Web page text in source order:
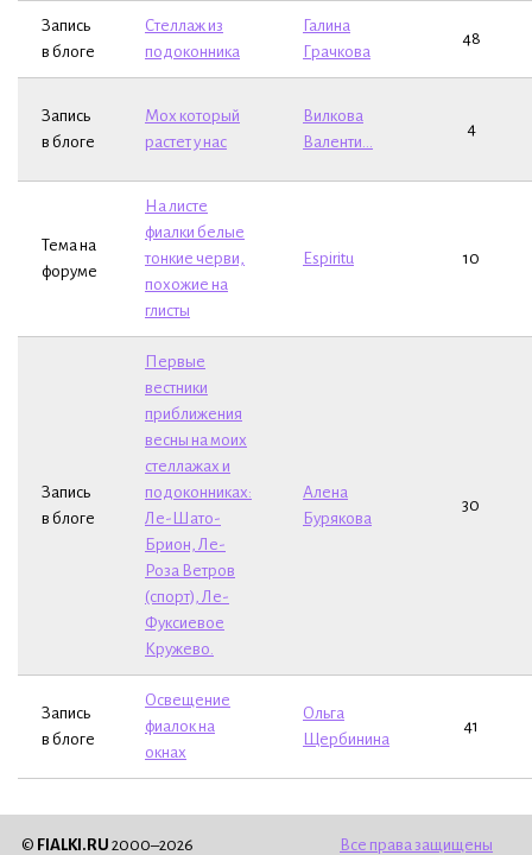
Запись
в блоге
Стеллаж из
подоконника
Галина
Грачкова
48
Запись
в блоге
Мох который
растет у нас
Вилкова
Валенти...
4
Тема на
форуме
На листе
фиалки белые
тонкие черви,
похожие на
глисты
Espiritu 10
Запись
в блоге
Первые
вестники
приближения
весны на моих
стеллажах и
подоконниках:
Ле-Шато-
Брион, Ле-
Роза Ветров
(спорт), Ле-
Фуксиевое
Кружево.
Алена
Бурякова
30
Запись
в блоге
Освещение
фиалок на
окнах
Ольга
Щербинина
41
© FIALKI.RU 2000–2026 Все права защищены